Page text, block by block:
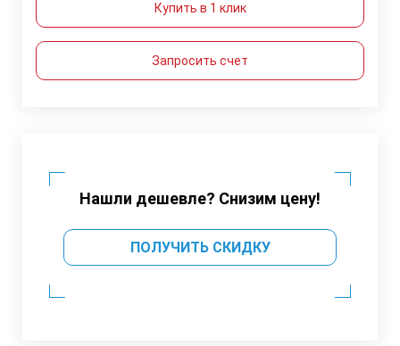
Купить в 1 клик
Запросить счет
Нашли дешевле? Снизим цену!
ПОЛУЧИТЬ СКИДКУ